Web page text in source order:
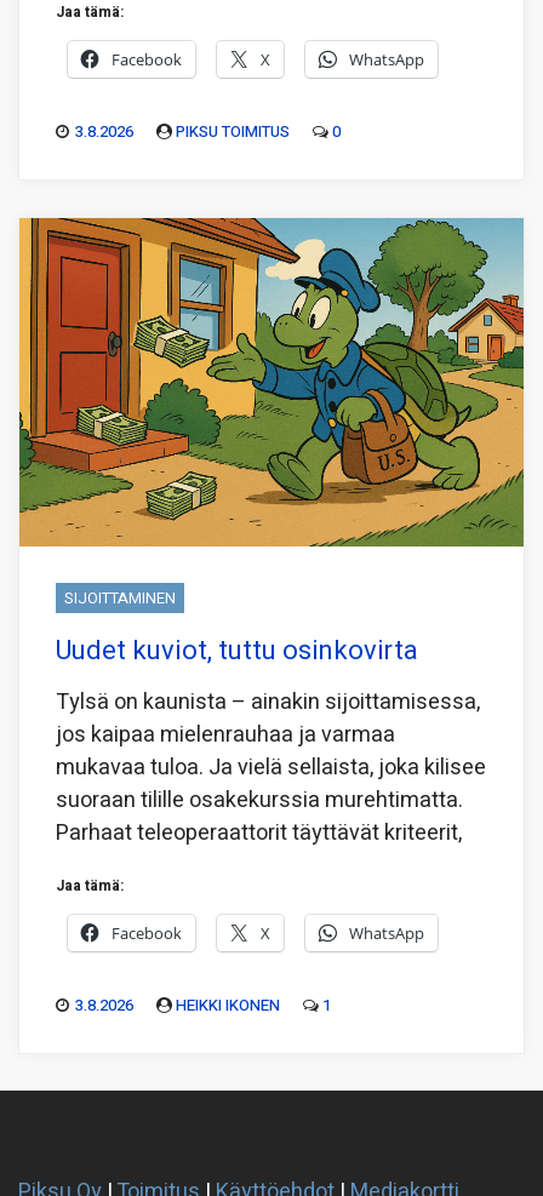
Jaa tämä:
Facebook X WhatsApp
3.8.2026 PIKSU TOIMITUS 0
SIJOITTAMINEN
Uudet kuviot, tuttu osinkovirta
Tylsä on kaunista – ainakin sijoittamisessa,
jos kaipaa mielenrauhaa ja varmaa
mukavaa tuloa. Ja vielä sellaista, joka kilisee
suoraan tilille osakekurssia murehtimatta.
Parhaat teleoperaattorit täyttävät kriteerit,
Jaa tämä:
Facebook X WhatsApp
3.8.2026 HEIKKI IKONEN 1